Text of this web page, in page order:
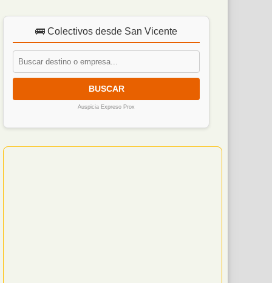
🚌 Colectivos desde San Vicente
BUSCAR
Auspicia Expreso Prox